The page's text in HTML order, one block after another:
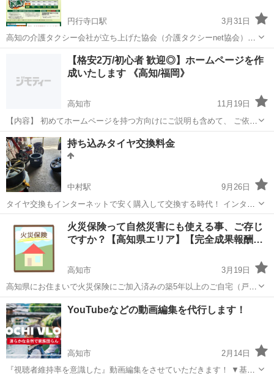
円行寺口駅
3月31日
高知の介護タクシー会社が立ち上げた協会（介護タクシーnet協会）の
ガソリンカードはクレジット機能なしの給油専用カードです。 【特
徴】 ・全国平均価格で給油できる ・出光興産とENEOSの２ブランド
のカードから選択（...
円行寺口駅 その他 介護タクシー
【格安2万/初心者 歓迎◎】ホームページを作
成いたします 《高知/福岡》
高知市
11月19日
【内容】 初めてホームページを持つ方向けにご説明も含めて、 ご依頼
を受けさせていただきます。 私も当初はそうでしたが、ホームページ
と言えば、 《ややこしそう・難しそう》と感じてしまう代名詞ともい
えますので、 ご...
高知 高知市 その他 ホームページ
持ち込みタイヤ交換料金
中村駅
9月26日
タイヤ交換もインターネットで安く購入して交換する時代！ インター
ネットで購入して、持ち込みタイヤ 交換すると、いつもの半額で交換
出来るかも。 全て税込み価格です。 (1本) 12~ 14 ¥1650...
四万十市 中村駅 その他 料金
火災保険って自然災害にも使える事、ご存じ
ですか？【高知県エリア】【完全成果報酬…
高知市
3月19日
高知県にお住まいで火災保険にご加入済みの築5年以上のご自宅（戸
建）またはアパート、マンション等をでお持ちの方へ！ お家の火災保
険が何に使えてどの様にしてお金が降りてくるのかを直接ご説明させ
て頂いて 最初から最後ま...
高知 高知市 火災保険
YouTubeなどの動画編集を代行します！
高知市
2月14日
『視聴者維持率を意識した』動画編集をさせていただきます！ ▼基本